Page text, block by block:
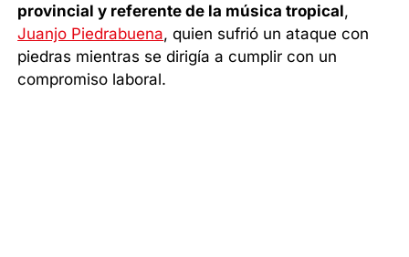
provincial y referente de la música tropical,
Juanjo Piedrabuena, quien sufrió un ataque con
piedras mientras se dirigía a cumplir con un
compromiso laboral.